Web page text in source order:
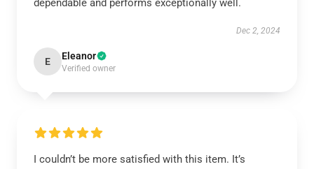
dependable and performs exceptionally well.
Dec 2, 2024
E Eleanor
Verified owner
I couldn’t be more satisfied with this item. It’s